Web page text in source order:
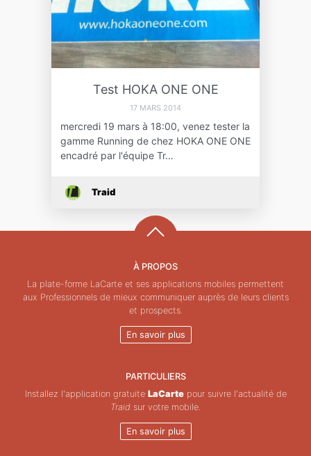
Test HOKA ONE ONE
17 MARS 2014
mercredi 19 mars à 18:00, venez tester la
gamme Running de chez HOKA ONE ONE
encadré par l'équipe Tr…
Traid
À PROPOS
La plate-forme LaCarte et ses applications mobiles permettent
aux Professionnels de mieux communiquer auprès de leurs clients
et prospects.
En savoir plus
PARTICULIERS
Installez l'application gratuite LaCartepour suivre l'actualité de
Traid sur votre mobile.
En savoir plus